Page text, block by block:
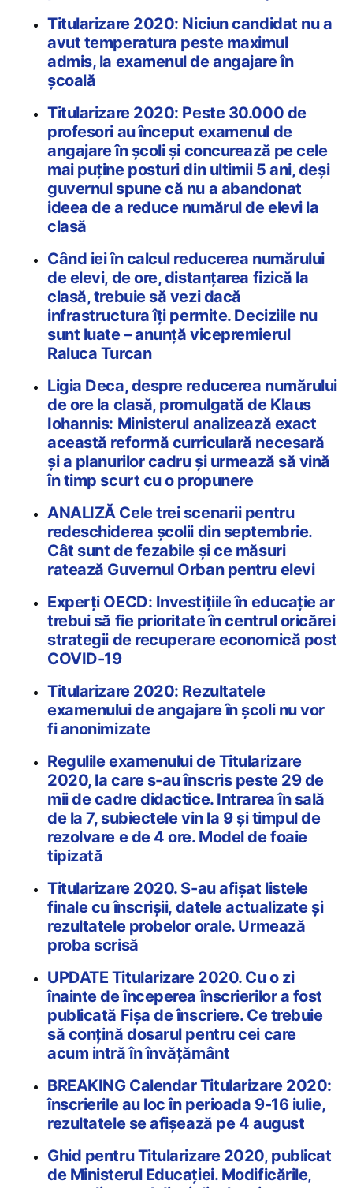
Titularizare 2020: Niciun candidat nu a
avut temperatura peste maximul
admis, la examenul de angajare în
școală
Titularizare 2020: Peste 30.000 de
profesori au început examenul de
angajare în școli și concurează pe cele
mai puține posturi din ultimii 5 ani, deși
guvernul spune că nu a abandonat
ideea de a reduce numărul de elevi la
clasă
Când iei în calcul reducerea numărului
de elevi, de ore, distanțarea fizică la
clasă, trebuie să vezi dacă
infrastructura îți permite. Deciziile nu
sunt luate – anunță vicepremierul
Raluca Turcan
Ligia Deca, despre reducerea numărului
de ore la clasă, promulgată de Klaus
Iohannis: Ministerul analizează exact
această reformă curriculară necesară
și a planurilor cadru și urmează să vină
în timp scurt cu o propunere
ANALIZĂ Cele trei scenarii pentru
redeschiderea școlii din septembrie.
Cât sunt de fezabile și ce măsuri
ratează Guvernul Orban pentru elevi
Experți OECD: Investițiile în educație ar
trebui să fie prioritate în centrul oricărei
strategii de recuperare economică post
COVID-19
Titularizare 2020: Rezultatele
examenului de angajare în școli nu vor
fi anonimizate
Regulile examenului de Titularizare
2020, la care s-au înscris peste 29 de
mii de cadre didactice. Intrarea în sală
de la 7, subiectele vin la 9 și timpul de
rezolvare e de 4 ore. Model de foaie
tipizată
Titularizare 2020. S-au afișat listele
finale cu înscrișii, datele actualizate și
rezultatele probelor orale. Urmează
proba scrisă
UPDATE Titularizare 2020. Cu o zi
înainte de începerea înscrierilor a fost
publicată Fișa de înscriere. Ce trebuie
să conțină dosarul pentru cei care
acum intră în învățământ
BREAKING Calendar Titularizare 2020:
înscrierile au loc în perioada 9-16 iulie,
rezultatele se afișează pe 4 august
Ghid pentru Titularizare 2020, publicat
de Ministerul Educației. Modificările,